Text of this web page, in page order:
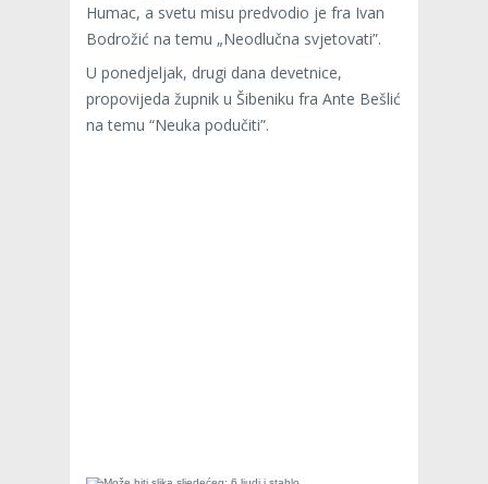
Humac, a svetu misu predvodio je fra Ivan
Bodrožić na temu „Neodlučna svjetovati”.
U ponedjeljak, drugi dana devetnice,
propovijeda župnik u Šibeniku fra Ante Bešlić
na temu “Neuka podučiti”.